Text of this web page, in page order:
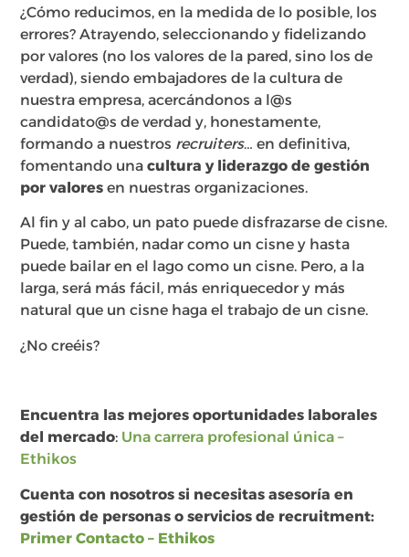
¿Cómo reducimos, en la medida de lo posible, los
errores? Atrayendo, seleccionando y fidelizando
por valores (no los valores de la pared, sino los de
verdad), siendo embajadores de la cultura de
nuestra empresa, acercándonos a l@s
candidato@s de verdad y, honestamente,
formando a nuestros recruiters… en definitiva,
fomentando unacultura y liderazgo de gestión
por valores en nuestras organizaciones.
Al fin y al cabo, un pato puede disfrazarse de cisne.
Puede, también, nadar como un cisne y hasta
puede bailar en el lago como un cisne. Pero, a la
larga, será más fácil, más enriquecedor y más
natural que un cisne haga el trabajo de un cisne.
¿No creéis?
Encuentra las mejores oportunidades laborales
del mercado: Una carrera profesional única –
Ethikos
Cuenta con nosotros si necesitas asesoría en
gestión de personas o servicios de recruitment:
Primer Contacto – Ethikos